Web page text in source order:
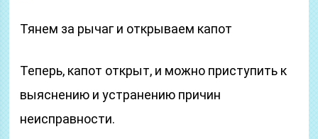
Тянем за рычаг и открываем капот
Теперь, капот открыт, и можно приступить к
выяснению и устранению причин
неисправности.